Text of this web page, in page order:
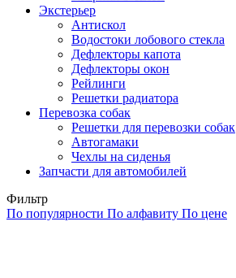
Экстерьер
Антискол
Водостоки лобового стекла
Дефлекторы капота
Дефлекторы окон
Рейлинги
Решетки радиатора
Перевозка собак
Решетки для перевозки собак
Автогамаки
Чехлы на сиденья
Запчасти для автомобилей
Фильтр
По популярности По алфавиту По цене